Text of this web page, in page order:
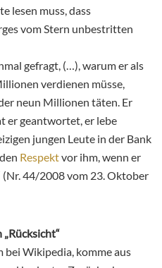
lesen muss, dass
vom Stern unbestritten
gefragt, (…), warum er als
verdienen müsse,
neun Millionen täten. Er
er geantwortet, er lebe
jungen Leute in der Bank
Respektvor ihm, wenn er
(Nr. 44/2008 vom 23. Oktober
„Rücksicht“
bei Wikipedia, komme aus